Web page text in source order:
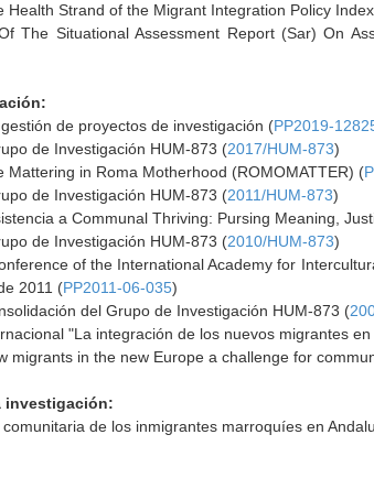
Health Strand of the Migrant Integration Policy
The Situational Assessment Report (Sar) On
de proyectos de investigación (PP2019-
de Investigación HUM-873 (2017/HUM-873)
Mattering in Roma Motherhood (ROMOMATTER) (
de Investigación HUM-873 (2011/HUM-873)
a Communal Thriving: Pursing Meaning,
de Investigación HUM-873 (2010/HUM-873)
of the International Academy for
2011 (PP2011-06-035)
del Grupo de Investigación HUM-873 (
"La integración de los nuevos migrantes
migrants in the new Europe a challenge for
investigación:
de los inmigrantes marroquíes en